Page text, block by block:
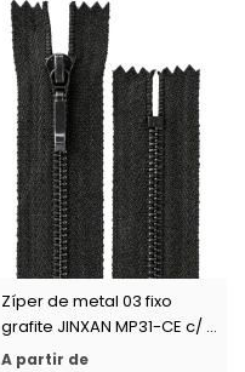
Zíper de metal 03 fixo
grafite JINXAN MP31-CE c/ 1
un
A partir de